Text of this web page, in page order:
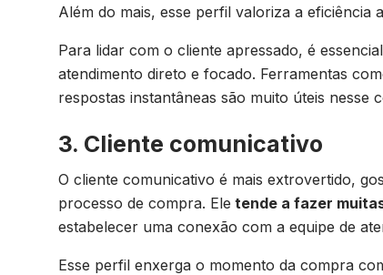
Além do mais, esse perfil valoriza a
Para lidar com o cliente apressado, é
atendimento direto e focado. Ferramentas
respostas instantâneas são muito úteis nesse
3. Cliente comunicativo
O cliente comunicativo é mais extrovertido,
processo de compra. Ele tende a fazer
estabelecer uma conexão com a equipe de
Esse perfil enxerga o momento da compra